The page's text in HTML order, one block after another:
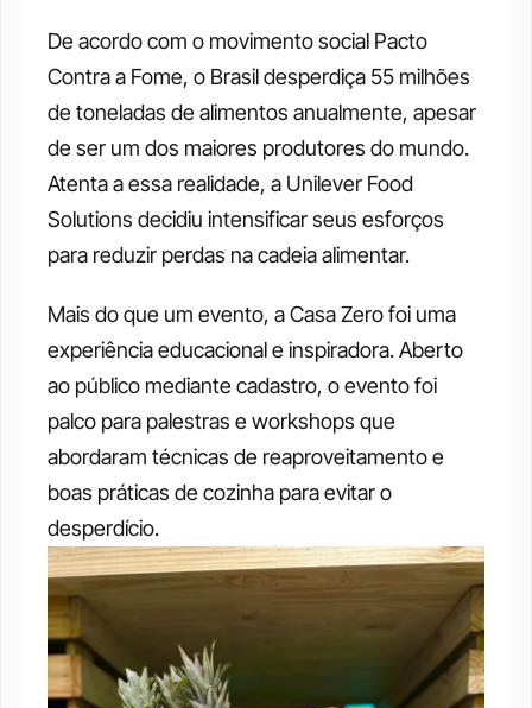
De acordo com o movimento social Pacto
Contra a Fome, o Brasil desperdiça 55 milhões
de toneladas de alimentos anualmente, apesar
de ser um dos maiores produtores do mundo.
Atenta a essa realidade, a Unilever Food
Solutions decidiu intensificar seus esforços
para reduzir perdas na cadeia alimentar.
Mais do que um evento, a Casa Zero foi uma
experiência educacional e inspiradora. Aberto
ao público mediante cadastro, o evento foi
palco para palestras e workshops que
abordaram técnicas de reaproveitamento e
boas práticas de cozinha para evitar o
desperdício.